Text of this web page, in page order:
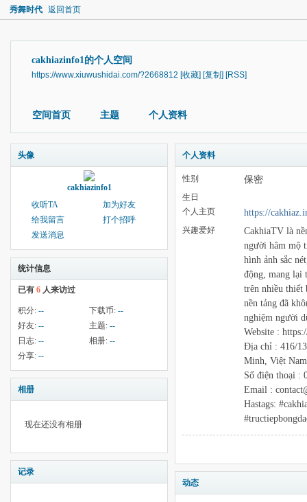
秀舞时代 返回首页
cakhiazinfo1的个人空间
https://www.xiuwushidai.com/?2668812 [收藏] [复制] [RSS]
空间首页 主题 个人资料
头像
cakhiazinfo1
收听TA
加为好友
给我留言
打个招呼
发送消息
统计信息
已有 6 人来访过
积分: -- 下载币: --
好友: -- 主题: --
日志: -- 相册: --
分享: --
相册
现在还没有相册
记录
个人资料
性别 保密
生日
个人主页
https://
兴趣爱好
CakhiaTV là
người hâm mộ
hình ảnh sắc
động, mang lại
trên nhiều thiết
nền tảng đã
nghiệm người
Website :
Địa chỉ : 416/
Minh, Việt Nam
Số điện thoại :
Email :
Hastags:
动态